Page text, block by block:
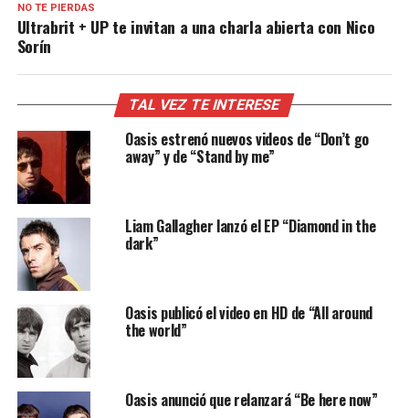
NO TE PIERDAS
Ultrabrit + UP te invitan a una charla abierta con Nico
Sorín
TAL VEZ TE INTERESE
Oasis estrenó nuevos videos de “Don’t go
away” y de “Stand by me”
Liam Gallagher lanzó el EP “Diamond in the
dark”
Oasis publicó el video en HD de “All around
the world”
Oasis anunció que relanzará “Be here now”